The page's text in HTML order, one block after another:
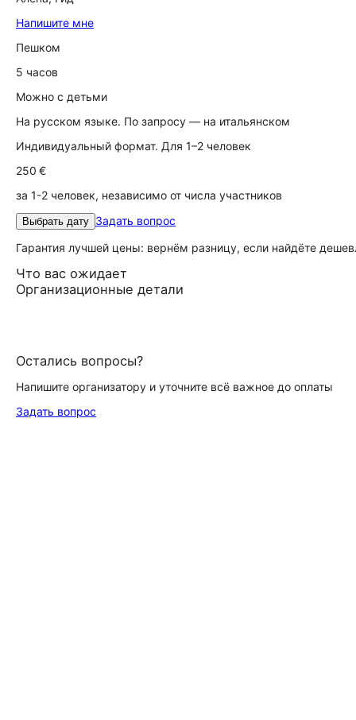
Напишите мне
Пешком
5 часов
Можно с детьми
На русском языке. По запросу — на итальянском
Индивидуальный формат. Для 1–2 человек
250 €
за 1-2 человек, независимо от числа участников
Выбрать дату Задать вопрос
Гарантия лучшей цены: вернём разницу, если найдёте
Что вас ожидает
Организационные детали
Остались вопросы?
Напишите организатору и уточните всё важное до оплаты
Задать вопрос